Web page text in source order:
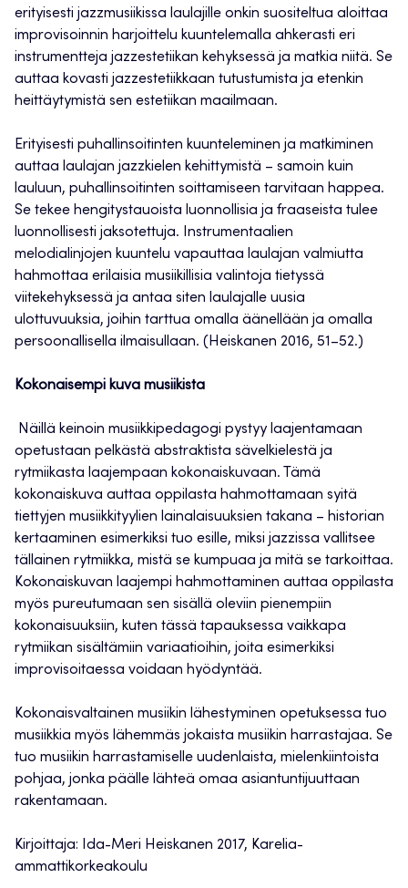
erityisesti jazzmusiikissa laulajille onkin suositeltua aloittaa
improvisoinnin harjoittelu kuuntelemalla ahkerasti eri
instrumentteja jazzestetiikan kehyksessä ja matkia niitä. Se
auttaa kovasti jazzestetiikkaan tutustumista ja etenkin
heittäytymistä sen estetiikan maailmaan.
Erityisesti puhallinsoitinten kuunteleminen ja matkiminen
auttaa laulajan jazzkielen kehittymistä – samoin kuin
lauluun, puhallinsoitinten soittamiseen tarvitaan happea.
Se tekee hengitystauoista luonnollisia ja fraaseista tulee
luonnollisesti jaksotettuja. Instrumentaalien
melodialinjojen kuuntelu vapauttaa laulajan valmiutta
hahmottaa erilaisia musiikillisia valintoja tietyssä
viitekehyksessä ja antaa siten laulajalle uusia
ulottuvuuksia, joihin tarttua omalla äänellään ja omalla
persoonallisella ilmaisullaan. (Heiskanen 2016, 51–52.)
Kokonaisempi kuva musiikista
Näillä keinoin musiikkipedagogi pystyy laajentamaan
opetustaan pelkästä abstraktista sävelkielestä ja
rytmiikasta laajempaan kokonaiskuvaan. Tämä
kokonaiskuva auttaa oppilasta hahmottamaan syitä
tiettyjen musiikkityylien lainalaisuuksien takana – historian
kertaaminen esimerkiksi tuo esille, miksi jazzissa vallitsee
tällainen rytmiikka, mistä se kumpuaa ja mitä se tarkoittaa.
Kokonaiskuvan laajempi hahmottaminen auttaa oppilasta
myös pureutumaan sen sisällä oleviin pienempiin
kokonaisuuksiin, kuten tässä tapauksessa vaikkapa
rytmiikan sisältämiin variaatioihin, joita esimerkiksi
improvisoitaessa voidaan hyödyntää.
Kokonaisvaltainen musiikin lähestyminen opetuksessa tuo
musiikkia myös lähemmäs jokaista musiikin harrastajaa. Se
tuo musiikin harrastamiselle uudenlaista, mielenkiintoista
pohjaa, jonka päälle lähteä omaa asiantuntijuuttaan
rakentamaan.
Kirjoittaja: Ida-Meri Heiskanen 2017, Karelia-
ammattikorkeakoulu